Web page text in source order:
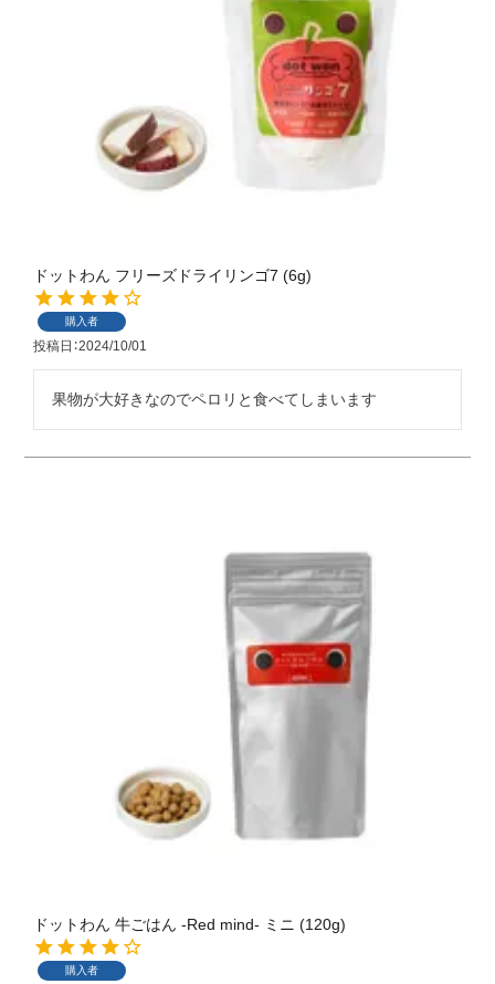
ドットわん フリーズドライリンゴ7 (6g)
購入者
投稿日 2024/10/01
果物が大好きなのでペロリと食べてしまいます
ドットわん 牛ごはん -Red mind- ミニ (120g)
購入者